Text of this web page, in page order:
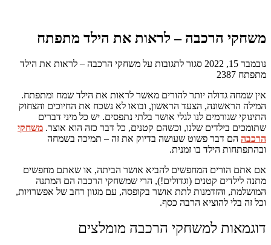
משחקי הרכבה – לראות את הילד מתפתח
נובמבר 15, 2022 סגור לתגובות על משחקי הרכבה – לראות את הילד
מתפתח
אין שמחה גדולה יותר להורים מאשר לראות את הילד שמח ומתפתח.
המילה הראשונה, הצעד הראשון, ובואו לא נשכח את החיוכים והצחוק
התינוקי שגורמים לנו לגלי אושר בלתי נתפסים. יש כל מיני דברים
שתומכים בילדים שלנו, וכשהם קטנים, כל דבר כזה הוא אוצר. משחקי
הרכבה הם דבר פשוט שעושה בדיוק את זה – תמיכה בשמחה
ובהתפתחות הילד בו זמנית.
אם אתם הורים המחפשים להביא אושר הביתה, או שאתם מחפשים
מתנה לילדים קטנים (וגדולים!), הרי שמשחקי הרכבה הם המתנה
המושלמת, והזדמנות לתת אושר בקופסה, עם מגוון רחב של אפשרויות,
וכל זה בלי להוציא הרבה כסף.
דוגמאות למשחקי הרכבה מומלצים